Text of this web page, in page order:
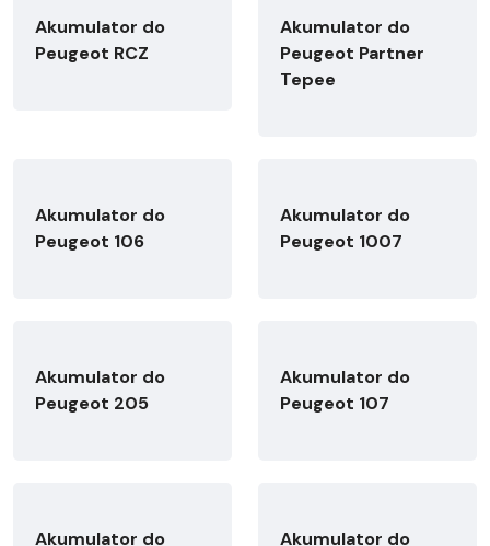
Akumulator do
Peugeot RCZ
Akumulator do
Peugeot Partner
Tepee
Akumulator do
Peugeot 106
Akumulator do
Peugeot 1007
Akumulator do
Peugeot 205
Akumulator do
Peugeot 107
Akumulator do Akumulator do